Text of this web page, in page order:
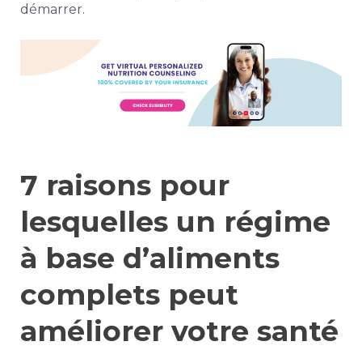
démarrer.
7 raisons pour
lesquelles un régime
à base d’aliments
complets peut
améliorer votre santé